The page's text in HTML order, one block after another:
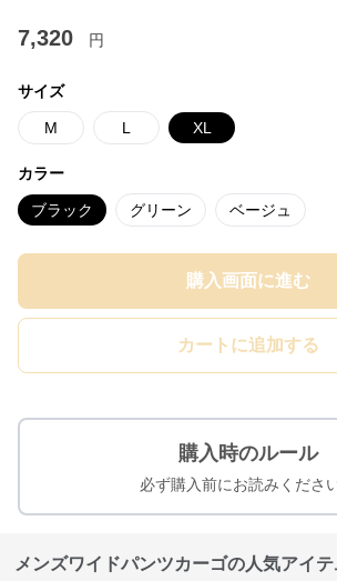
7,320 円
サイズ
M L XL
カラー
ブラック グリーン ベージュ
購入画面に進む
カートに追加する
購入時のルール
必ず購入前にお読みください
メンズワイドパンツカーゴの人気アイテ